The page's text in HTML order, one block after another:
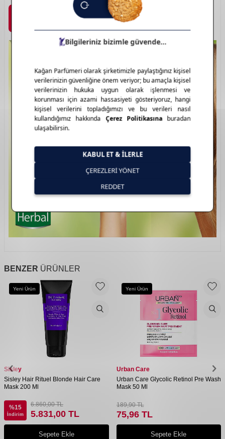
Marka Detayı
BENZER ÜRÜNLER
Yeni Ürün
Sisley
Sisley Hair Rituel Blonde Hair Care
Mask 200 Ml
%15
İndirim
6.860,00TL
5.831,00 TL
Sepete Ekle
Yeni Ürün
Urban Care
Urban Care Glycolic Retinol Pre Wash
Mask 50 Ml
189,90TL
75,96TL
Sepete Ekle